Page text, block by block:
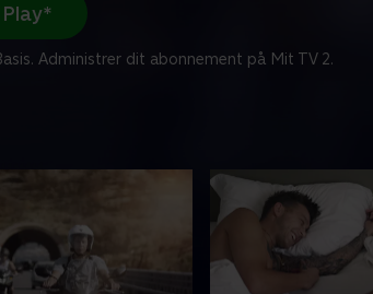
Administrer dit abonnement på Mit TV 2.